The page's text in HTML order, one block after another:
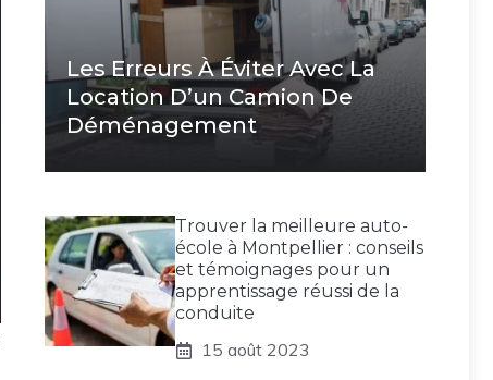
Les Erreurs À Éviter Avec La
Location D’un Camion De
Déménagement
Trouver la meilleure auto-
école à Montpellier : conseils
et témoignages pour un
apprentissage réussi de la
conduite
15 août 2023